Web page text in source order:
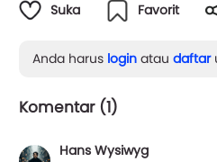
Suka Favorit
Anda harus login atau daftar
Komentar (1)
Hans Wysiwyg